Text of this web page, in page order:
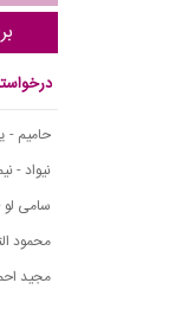
حامیم -
نیواد -
سامی
محمود
مجید